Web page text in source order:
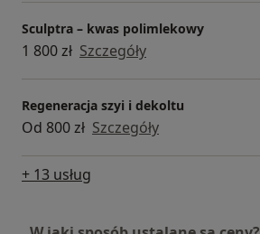
Sculptra – kwas polimlekowy
1 800 zł Szczegóły
Regeneracja szyi i dekoltu
Od 800 zł Szczegóły
+ 13 usług